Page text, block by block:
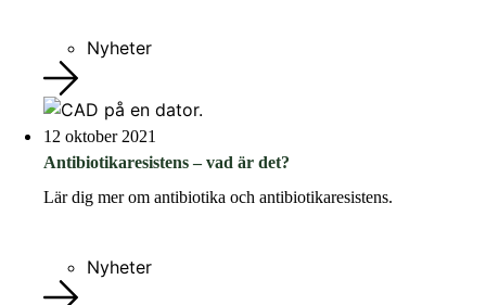
Nyheter
12 oktober 2021
Antibiotikaresistens – vad är det?
Lär dig mer om antibiotika och antibiotikaresistens.
Nyheter